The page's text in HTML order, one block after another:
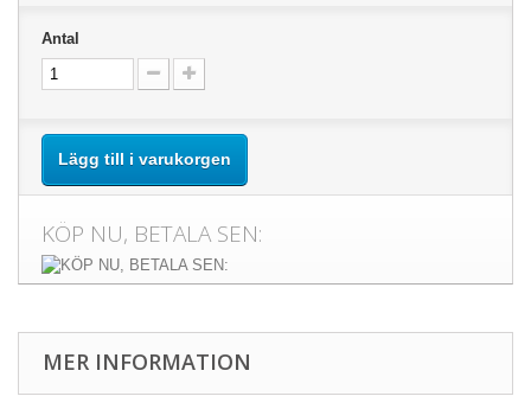
Antal
Lägg till i varukorgen
KÖP NU, BETALA SEN:
MER INFORMATION